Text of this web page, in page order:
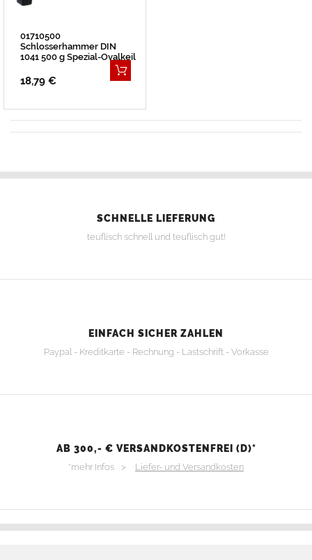
01710500
Schlosserhammer DIN
1041 500 g Spezial-Ovalkeil
18,79 €
SCHNELLE LIEFERUNG
teuflisch schnell und teuflisch gut!
EINFACH SICHER ZAHLEN
Paypal - Kreditkarte - Rechnung - Lastschrift - Vorkasse
AB 300,- € VERSANDKOSTENFREI (D)*
*mehr Infos > Liefer- und Versandkosten